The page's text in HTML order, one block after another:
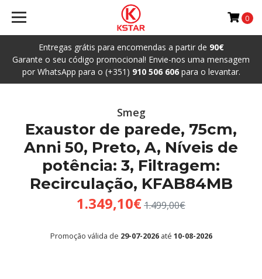
Entregas grátis para encomendas a partir de 90€
Garante o seu código promocional! Envie-nos uma mensagem
por WhatsApp para o (+351) 910 506 606para o levantar.
0
Smeg
Exaustor de parede, 75cm,
Anni 50, Preto, A, Níveis de
potência: 3, Filtragem:
Recirculação, KFAB84MB
1.349,10€1.499,00€
Promoção válida de 29-07-2026até 10-08-2026